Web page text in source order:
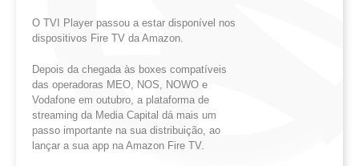
O TVI Player passou a estar disponível nos
dispositivos Fire TV da Amazon.
Depois da chegada às boxes compatíveis
das operadoras MEO, NOS, NOWO e
Vodafone em outubro, a plataforma de
streaming da Media Capital dá mais um
passo importante na sua distribuição, ao
lançar a sua app na Amazon Fire TV.